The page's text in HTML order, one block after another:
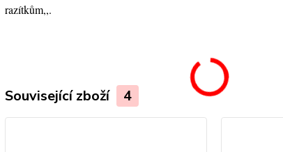
razítkům,,.
Související zboží 4